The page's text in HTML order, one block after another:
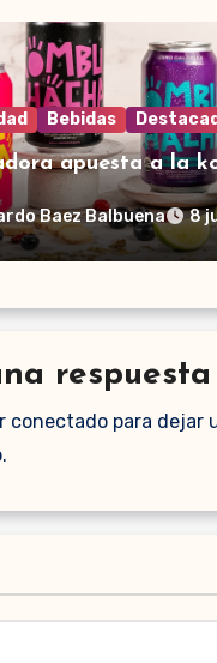
Bebidas
apuesta a la
Baez Balbuena 8
respuesta
conectado para dejar